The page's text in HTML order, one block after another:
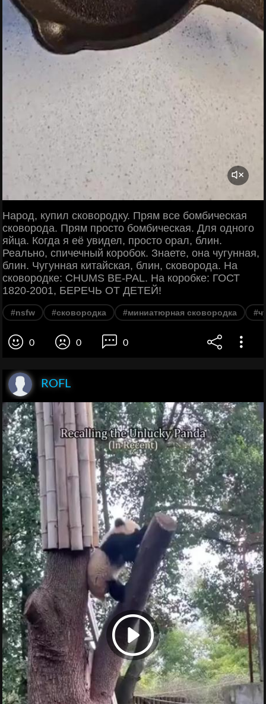
Народ, купил сковородку. Прям все бомбическая
сковорода. Прям просто бомбическая. Для одного
яйца. Когда я её увидел, просто орал, блин.
Реально, спичечный коробок. Знаете, она чугунная,
блин. Чугунная китайская, блин, сковорода. На
сковородке: CHUMS BE-PAL. На коробке: ГОСТ
1820-2001, БЕРЕЧЬ ОТ ДЕТЕЙ!
#nsfw #сковородка #миниатюрная сковородка
0 0 0
ROFL